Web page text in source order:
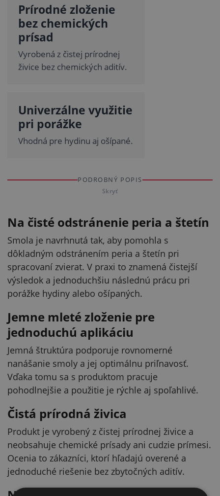
Prírodné zloženie
bez chemických
prísad
Vyrobená z čistej prírodnej
živice bez chemických aditív.
Univerzálne využitie
pri porážke
Vhodná pre hydinu aj ošípané.
PODROBNÝ POPIS
Skryť
Na čisté odstránenie peria a štetín
Smola je navrhnutá tak, aby pomohla s
dôkladným odstránením peria a štetín pri
spracovaní zvierat. V praxi to znamená čistejší
výsledok a jednoduchšiu následnú prácu pri
porážke hydiny alebo ošípaných.
Jemne mleté zloženie pre
jednoduchú aplikáciu
Jemná štruktúra podporuje rovnomerné
nanášanie smoly a jej optimálnu priľnavosť.
Vďaka tomu sa s produktom pracuje
pohodlnejšie a použitie je rýchle aj spoľahlivé.
Čistá prírodná živica
Produkt je vyrobený z čistej prírodnej živice a
neobsahuje chemické prísady ani cudzie prímesi.
Ocenia to zákazníci, ktorí hľadajú overené a
jednoduché riešenie bez zbytočných aditív.